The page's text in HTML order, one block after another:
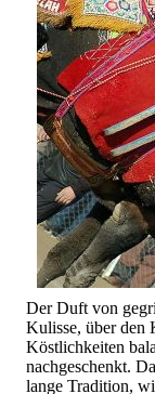
Der Duft von
Kulisse, über den
Köstlichkeiten
nachgeschenkt.
lange Tradition,